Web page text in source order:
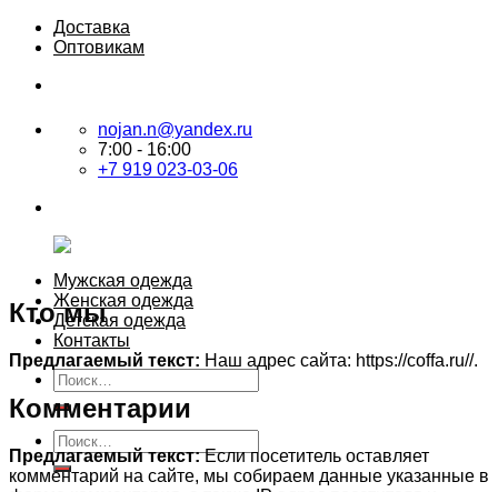
Skip
Доставка
Оптовикам
nojan.n@yandex.ru
7:00 - 16:00
+7 919 023-03-06
Мужская одежда
Женская одежда
Детская одежда
Контакты
Искать:
Искать:
Кто мы
Предлагаемый текст: Наш адрес сайта: https://coffa.ru//.
Комментарии
Предлагаемый текст:Если посетитель оставляет
комментарий на сайте, мы собираем данные указанные в